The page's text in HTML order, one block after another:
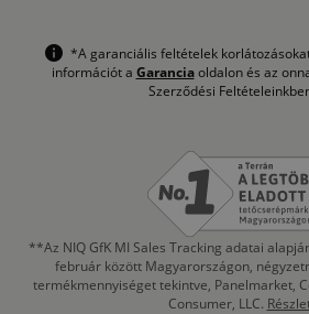
*A garanciális feltételek
információt a Garanciaoldalon és az
Szerződési
**Az NIQ GfK MI Sales Tracking adatai
február között Magyarországon,
termékmennyiséget tekintve, Panelmarket,
Consumer, LLC.